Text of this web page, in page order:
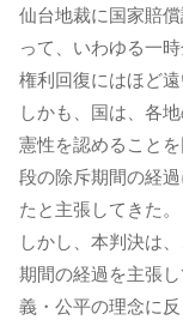
仙台地裁に国家賠
って、いわゆる一
権利回復にはほど遠
しかも、国は、各
憲性を認めること
段の除斥期間の経
たと主張してきた。
しかし、本判決は
期間の経過を主張
義・公平の理念に